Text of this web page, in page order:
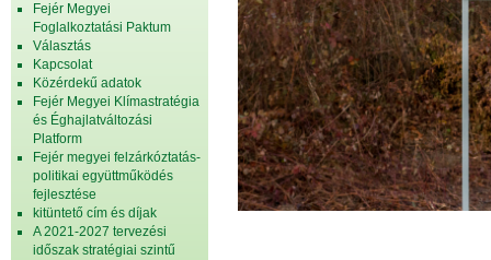
Fejér Megyei
Foglalkoztatási Paktum
Választás
Kapcsolat
Közérdekű adatok
Fejér Megyei Klímastratégia
és Éghajlatváltozási
Platform
Fejér megyei felzárkóztatás-
politikai együttműködés
fejlesztése
kitüntető cím és díjak
A 2021-2027 tervezési
időszak stratégiai szintű